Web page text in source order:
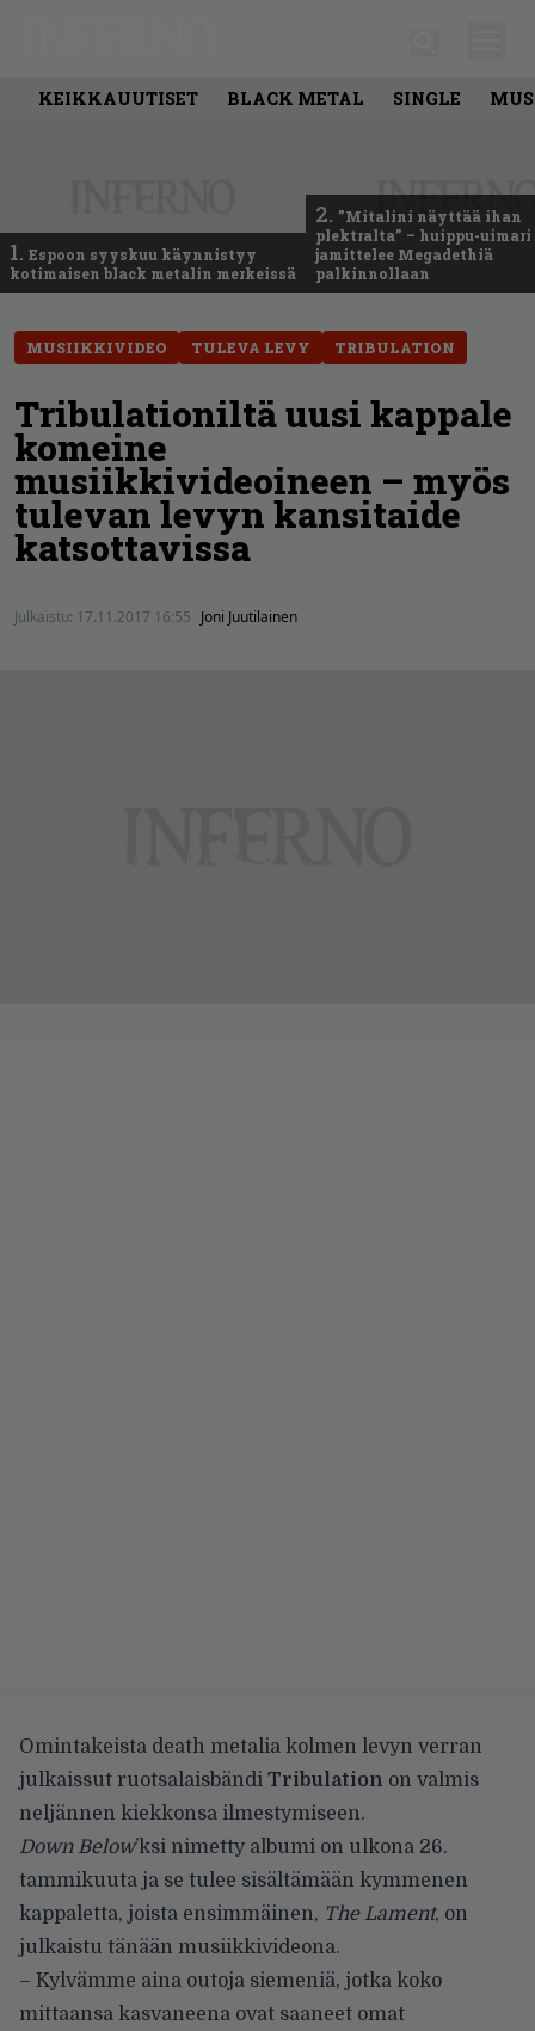
KEIKKAUUTISET BLACK METAL SINGLE
1. Espoon syyskuu käynnistyy
kotimaisen black metalin merkeissä
2. ”Mitalini näyttää ihan
plektralta” – huippu-uimari
jamittelee Megadethiä
palkinnollaan
MUSIIKKIVIDEO TULEVA LEVY TRIBULATION
Tribulationiltä uusi kappale
komeine
musiikkivideoineen – myös
tulevan levyn kansitaide
katsottavissa
Julkaistu: 17.11.2017 16:55 Joni Juutilainen
Omintakeista death metalia kolmen levyn verran
julkaissut ruotsalaisbändi Tribulation on valmis
neljännen kiekkonsa ilmestymiseen.
Down Below’ksi nimetty albumi on ulkona 26.
tammikuuta ja se tulee sisältämään kymmenen
kappaletta, joista ensimmäinen, The Lament, on
julkaistu tänään musiikkivideona.
– Kylvämme aina outoja siemeniä, jotka koko
mittaansa kasvaneena ovat saaneet omat